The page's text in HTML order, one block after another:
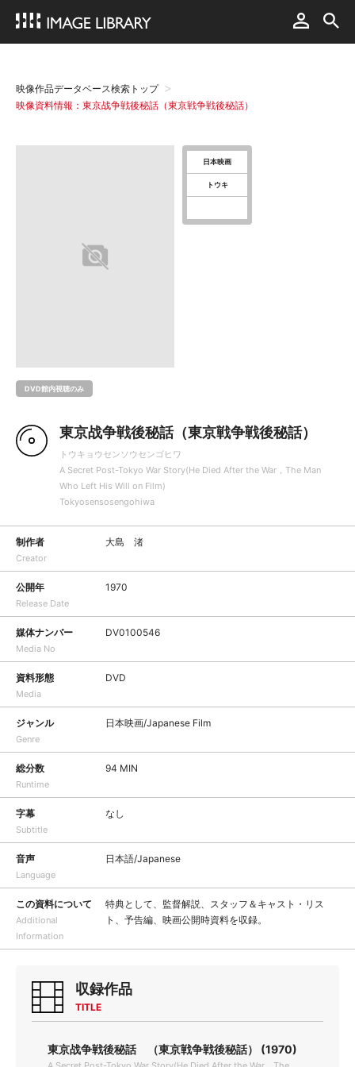
映像作品データベース検索トップ
映像資料情報：東京战争戦後秘話（東京戦争戦後秘話）
DVD館内視聴のみ
日本映画
トウキ
東京战争戦後秘話（東京戦争戦後秘話）
トウキョウセンソウセンゴヒワ
A Secret Post-Tokyo War Story(He Died After the War，The Man
Who Left His Will on Film)
Tokyosensosengohiwa
制作者
Creator
大島 渚
公開年
Release Date
1970
媒体ナンバー
Media No
DV0100546
資料形態
Media
DVD
ジャンル
Genre
日本映画/Japanese Film
総分数
Runtime
94 MIN
字幕
Subtitle
なし
音声
Language
日本語/Japanese
この資料について
Additional
Information
特典として、監督解説、スタッフ＆キャスト・リス
ト、予告編、映画公開時資料を収録。
収録作品
TITLE
東京战争戦後秘話 （東京戦争戦後秘話） (1970)